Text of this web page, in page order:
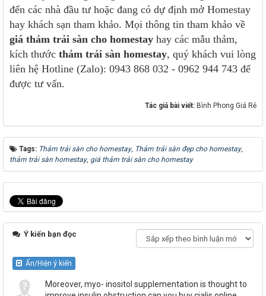
đến các nhà đầu tư hoặc đang có dự định mở Homestay
hay khách sạn tham khảo. Mọi thông tin tham khảo về
giá thảm trải sàn cho homestay hay các mẫu thảm,
kích thước thảm trải sàn homestay, quý khách vui lòng
liên hệ Hotline (Zalo): 0943 868 032 - 0962 944 743 để
được tư vấn.
Tác giả bài viết: Bình Phong Giá Rẻ
Tags: Thảm trải sàn cho homestay, Thảm trải sàn đẹp cho homestay,
thảm trải sàn homestay, giá thảm trải sàn cho homestay
Ý kiến bạn đọc
Ẩn/Hiện ý kiến
Moreover, myo- inositol supplementation is thought to